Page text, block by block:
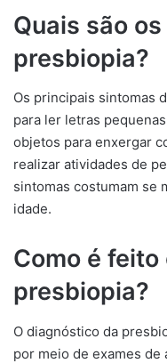
Quais são
presbiopia?
Os principais sintomas
para ler letras
objetos para enxergar
realizar atividades de
sintomas costumam se
idade.
Como é
presbiopia?
O diagnóstico da
por meio de exames de